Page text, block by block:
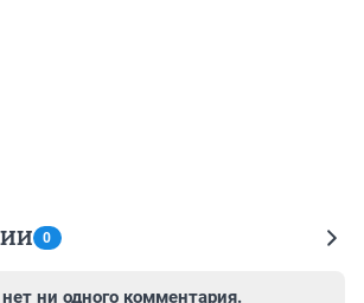
0
ни одного комментария.